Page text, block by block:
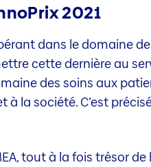
2021
dans le domaine
cette dernière au
des soins aux
à la société. C’est
tout à la fois trésor